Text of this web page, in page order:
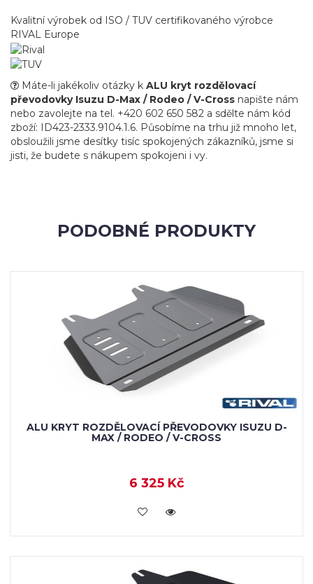
Kvalitní výrobek od ISO / TUV certifikovaného výrobce
RIVAL Europe
Máte-li jakékoliv otázky k ALU kryt rozdělovací
převodovky Isuzu D-Max / Rodeo / V-Cross napište nám
nebo zavolejte na tel. +420 602 650 582 a sdělte nám kód
zboží: ID423-2333.9104.1.6. Působíme na trhu již mnoho let,
obsloužili jsme desítky tisíc spokojených zákazníků, jsme si
jisti, že budete s nákupem spokojeni i vy.
PODOBNÉ PRODUKTY
ALU KRYT ROZDĚLOVACÍ PŘEVODOVKY ISUZU D-
MAX / RODEO / V-CROSS
6 325 Kč
KOUPIT